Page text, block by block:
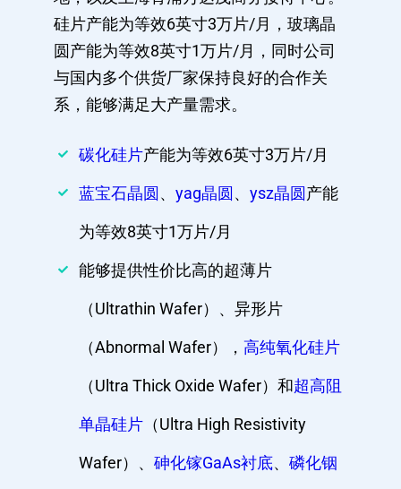
硅片产能为等效6英寸3万片/月，玻璃晶
圆产能为等效8英寸1万片/月，同时公司
与国内多个供货厂家保持良好的合作关
系，能够满足大产量需求。
碳化硅片产能为等效6英寸3万片/月
蓝宝石晶圆 、 yag晶圆 、 ysz晶圆 产能
为等效8英寸1万片/月
能够提供性价比高的超薄片
（Ultrathin Wafer）、异形片
（Abnormal Wafer）， 高纯氧化硅片
（Ultra Thick Oxide Wafer）和超高阻
单晶硅片 （Ultra High Resistivity
Wafer）、 砷化镓GaAs衬底、 磷化铟